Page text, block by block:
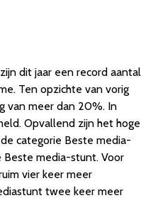
zijn dit jaar een record aantal
Ten opzichte van vorig
van meer dan 20%. In
Opvallend zijn het hoge
categorie Beste media-
media-stunt. Voor
vier keer meer
twee keer meer